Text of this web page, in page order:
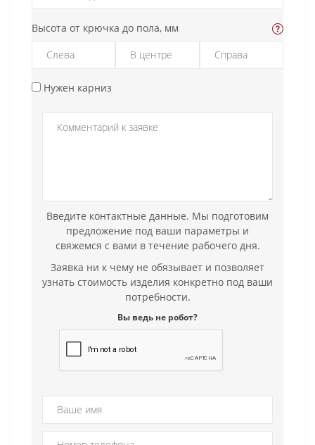
Высота от крючка до пола, мм
Нужен карниз
Введите контактные данные. Мы подготовим
предложение под ваши параметры и
свяжемся с вами в течение рабочего дня.
Заявка ни к чему не обязывает и позволяет
узнать стоимость изделия конкретно под ваши
потребности.
Вы ведь не робот?